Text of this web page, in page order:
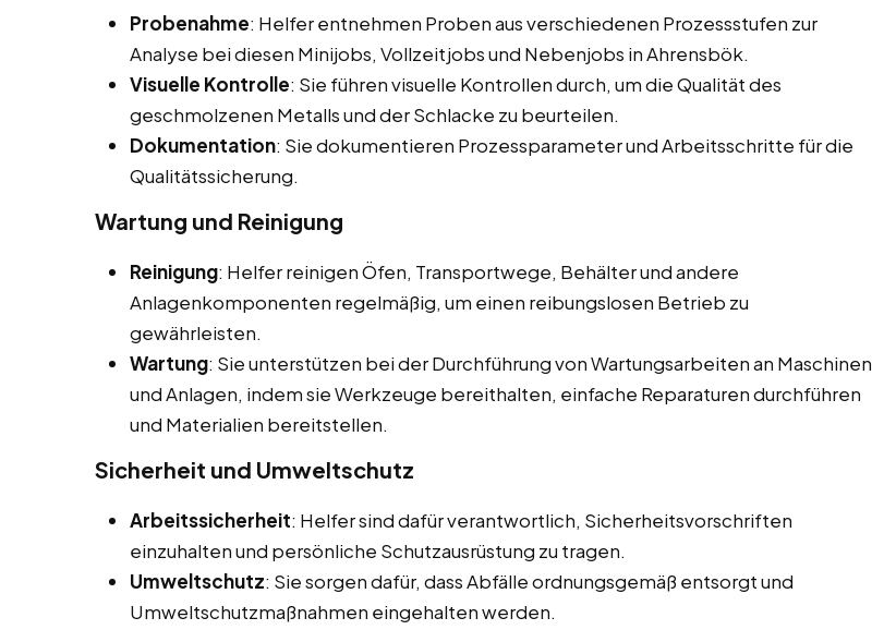
Probenahme: Helfer entnehmen Proben aus verschiedenen Prozessstufen zur
Analyse bei diesen Minijobs, Vollzeitjobs und Nebenjobs in Ahrensbök.
Visuelle Kontrolle: Sie führen visuelle Kontrollen durch, um die Qualität des
geschmolzenen Metalls und der Schlacke zu beurteilen.
Dokumentation: Sie dokumentieren Prozessparameter und Arbeitsschritte für die
Qualitätssicherung.
Wartung und Reinigung
Reinigung: Helfer reinigen Öfen, Transportwege, Behälter und andere
Anlagenkomponenten regelmäßig, um einen reibungslosen Betrieb zu
gewährleisten.
Wartung: Sie unterstützen bei der Durchführung von Wartungsarbeiten an Maschinen
und Anlagen, indem sie Werkzeuge bereithalten, einfache Reparaturen durchführen
und Materialien bereitstellen.
Sicherheit und Umweltschutz
Arbeitssicherheit: Helfer sind dafür verantwortlich, Sicherheitsvorschriften
einzuhalten und persönliche Schutzausrüstung zu tragen.
Umweltschutz: Sie sorgen dafür, dass Abfälle ordnungsgemäß entsorgt und
Umweltschutzmaßnahmen eingehalten werden.